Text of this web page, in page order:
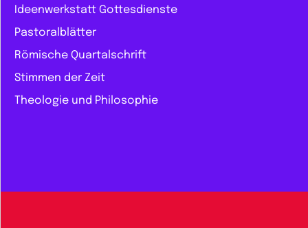
Ideenwerkstatt Gottesdienste
Pastoralblätter
Römische Quartalschrift
Stimmen der Zeit
Theologie und Philosophie